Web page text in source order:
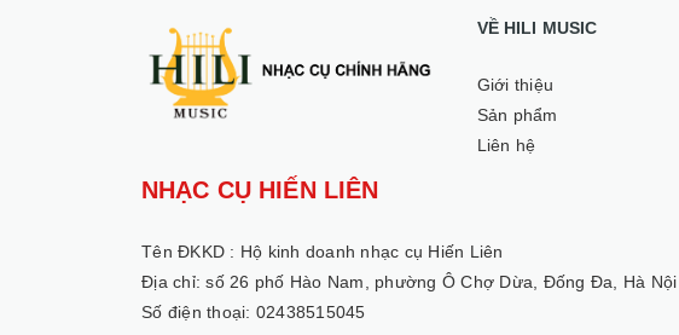
VỀ HILI MUSIC
Giới thiệu
Sản phẩm
Liên hệ
NHẠC CỤ HIẾN LIÊN
Tên ĐKKD : Hộ kinh doanh nhạc cụ Hiến Liên
Địa chỉ: số 26 phố Hào Nam, phường Ô Chợ Dừa, Đống Đa, Hà Nội
Số điện thoại: 02438515045